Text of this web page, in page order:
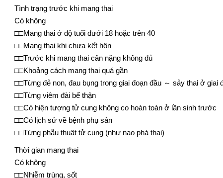
Tình trạng trước khi mang thai
Có không
□□Mang thai ở độ tuổi dưới 18 hoặc trên 40
□□Mang thai khi chưa kết hôn
□□Trước khi mang thai cân nặng không đủ
□□Khoảng cách mang thai quá gần
□□Từng đẻ non, đau bụng trong giai đoạn đầu ～ sảy thai ở giai
□□Từng viêm đài bể thận
□□Có hiện tượng tử cung không co hoàn toàn ở lần sinh trước
□□Có lịch sử về bệnh phụ sản
□□Từng phẫu thuật tử cung (như nạo phá thai)
Thời gian mang thai
Có không
□□Nhiễm trùng, sốt